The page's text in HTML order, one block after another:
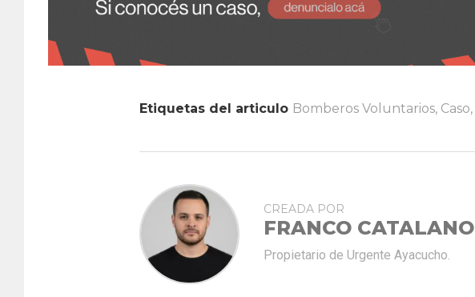
Etiquetas del articulo Bomberos Voluntarios, Caso,
CREADA POR
FRANCO CATALANO
Propietario de Urgente Ayacucho.